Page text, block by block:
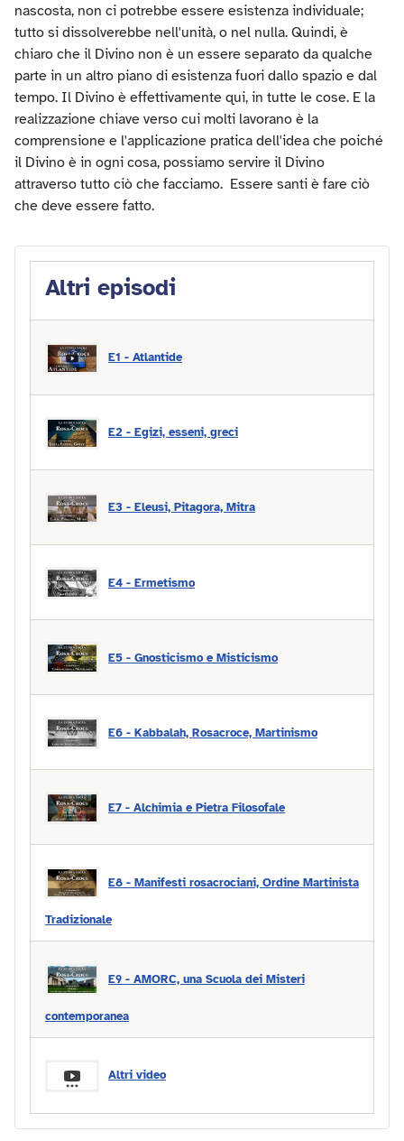
nascosta, non ci potrebbe essere esistenza individuale;
tutto si dissolverebbe nell'unità, o nel nulla. Quindi, è
chiaro che il Divino non è un essere separato da qualche
parte in un altro piano di esistenza fuori dallo spazio e dal
tempo. Il Divino è effettivamente qui, in tutte le cose. E la
realizzazione chiave verso cui molti lavorano è la
comprensione e l'applicazione pratica dell'idea che poiché
il Divino è in ogni cosa, possiamo servire il Divino
attraverso tutto ciò che facciamo. Essere santi è fare ciò
che deve essere fatto.
Altri episodi
E1 - Atlantide
E2 - Egizi, esseni, greci
E3 - Eleusi, Pitagora, Mitra
E4 - Ermetismo
E5 - Gnosticismo e Misticismo
E6 - Kabbalah, Rosacroce, Martinismo
E7 - Alchimia e Pietra Filosofale
E8 - Manifesti rosacrociani, Ordine Martinista
Tradizionale
E9 - AMORC, una Scuola dei Misteri
contemporanea
Altri video